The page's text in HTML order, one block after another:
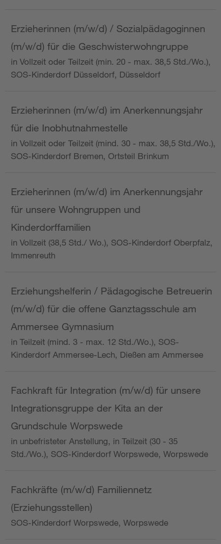
Erzieherinnen (m/w/d) / Sozialpädagoginnen
(m/w/d) für die Geschwisterwohngruppe
in Vollzeit oder Teilzeit (min. 20 - max. 38,5 Std./Wo.),
SOS-Kinderdorf Düsseldorf, Düsseldorf
Erzieherinnen (m/w/d) im Anerkennungsjahr
für die Inobhutnahmestelle
in Vollzeit oder Teilzeit (mind. 30 - max. 38,5 Std./Wo.),
SOS-Kinderdorf Bremen, Ortsteil Brinkum
Erzieherinnen (m/w/d) im Anerkennungsjahr
für unsere Wohngruppen und
Kinderdorffamilien
in Vollzeit (38,5 Std./ Wo.), SOS-Kinderdorf Oberpfalz,
Immenreuth
Erziehungshelferin / Pädagogische Betreuerin
(m/w/d) für die offene Ganztagsschule am
Ammersee Gymnasium
in Teilzeit (mind. 3 - max. 12 Std./Wo.), SOS-
Kinderdorf Ammersee-Lech, Dießen am Ammersee
Fachkraft für Integration (m/w/d) für unsere
Integrationsgruppe der Kita an der
Grundschule Worpswede
in unbefristeter Anstellung, in Teilzeit (30 - 35
Std./Wo.), SOS-Kinderdorf Worpswede, Worpswede
Fachkräfte (m/w/d) Familiennetz
(Erziehungsstellen)
SOS-Kinderdorf Worpswede, Worpswede